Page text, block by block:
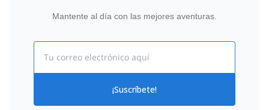
Mantente al día con las mejores aventuras.
¡Suscríbete!